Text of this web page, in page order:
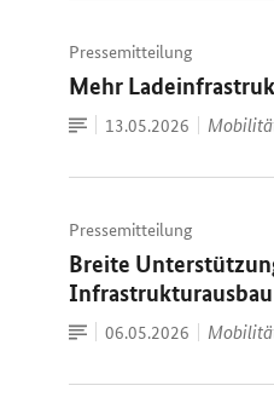
Pressemitteilung
Mehr
Zum
Dokument
Datum:
13.05.2026
Pressemitteilung
Breite
Infrastrukturausbau
Zum
Dokument
Datum:
06.05.2026